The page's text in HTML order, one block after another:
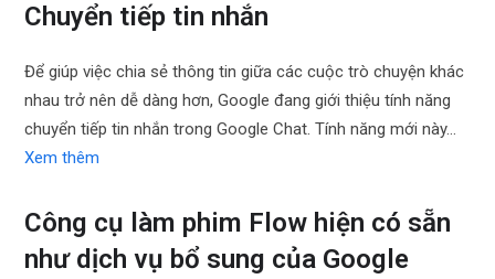
Chuyển tiếp tin nhắn
Để giúp việc chia sẻ thông tin giữa các cuộc trò chuyện khác
nhau trở nên dễ dàng hơn, Google đang giới thiệu tính năng
chuyển tiếp tin nhắn trong Google Chat. Tính năng mới này…
Xem thêm
Công cụ làm phim Flow hiện có sẵn
như dịch vụ bổ sung của Google